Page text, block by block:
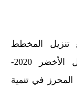
تنزيل المخطط
الفلاحي الجهوي لاستراتيجية “الجيل الأخضر 2020-
المحرز في تنمية